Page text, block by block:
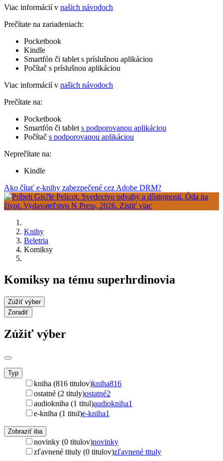
Viac informácií v našich návodoch
Prečítate na zariadeniach:
Pocketbook
Kindle
Smartfón či tablet s príslušnou aplikáciou
Počítač s príslušnou aplikáciou
Viac informácií v našich návodoch
Prečítate na:
Pocketbook
Smartfón či tablet s podporovanou aplikáciou
Počítač s podporovanou aplikáciou
Neprečítate na:
Kindle
Ako čítať e-knihy zabezpečené cez Adobe DRM?
Knihy
Beletria
Komiksy
Komiksy na tému superhrdinovia
Zúžiť výber
Zoradiť
Zúžiť výber
Typ
kniha (816 titulov)kniha816
ostatné (2 tituly)ostatné2
audiokniha (1 titul)audiokniha1
e-kniha (1 titul)e-kniha1
Zobraziť iba
novinky (0 titulov)novinky
zľavnené tituly (0 titulov)zľavnené tituly